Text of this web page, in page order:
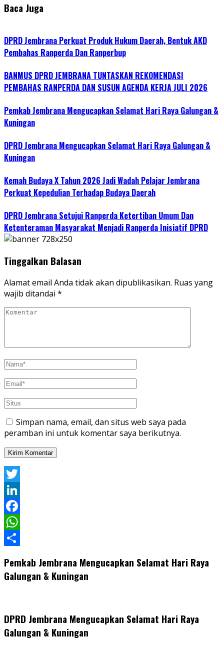
Baca Juga
DPRD Jembrana Perkuat Produk Hukum Daerah, Bentuk AKD
Pembahas Ranperda Dan Ranperbup
BANMUS DPRD JEMBRANA TUNTASKAN REKOMENDASI
PEMBAHAS RANPERDA DAN SUSUN AGENDA KERJA JULI 2026
Pemkab Jembrana Mengucapkan Selamat Hari Raya Galungan &
Kuningan
DPRD Jembrana Mengucapkan Selamat Hari Raya Galungan &
Kuningan
Kemah Budaya X Tahun 2026 Jadi Wadah Pelajar Jembrana
Perkuat Kepedulian Terhadap Budaya Daerah
DPRD Jembrana Setujui Ranperda Ketertiban Umum Dan
Ketenteraman Masyarakat Menjadi Ranperda Inisiatif DPRD
Tinggalkan Balasan
Alamat email Anda tidak akan dipublikasikan. Ruas yang
wajib ditandai *
Simpan nama, email, dan situs web saya pada
peramban ini untuk komentar saya berikutnya.
Twitter
LinkedIn
Facebook
WhatsApp
Pemkab Jembrana Mengucapkan Selamat Hari Raya
Galungan & Kuningan
DPRD Jembrana Mengucapkan Selamat Hari Raya
Galungan & Kuningan